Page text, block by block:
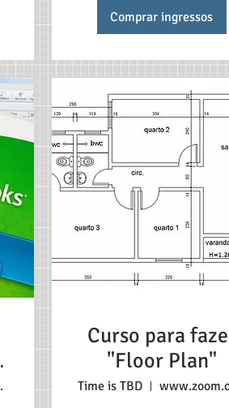
Comprar ingressos
Curso para
"Floor Plan"
Time is TBD